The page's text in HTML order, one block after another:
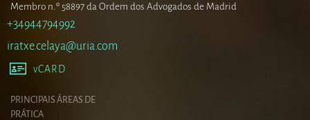
Membro n.º 58897 da Ordem dos Advogados de Madrid
+34944794992
iratxe.celaya@uria.com
vCARD
PRINCIPAIS ÁREAS DE
PRÁTICA